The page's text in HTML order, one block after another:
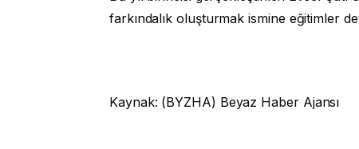
farkındalık oluşturmak ismine eğitimler
Kaynak: (BYZHA) Beyaz Haber Ajansı